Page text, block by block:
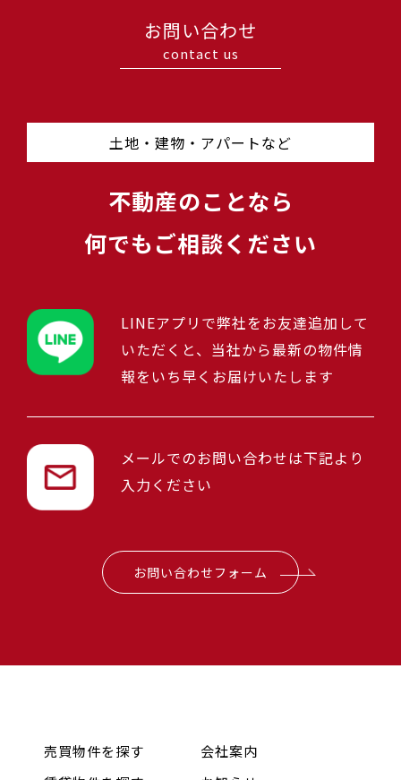
お問い合わせ
contact us
土地・建物・アパートなど
不動産のことなら
何でもご相談ください
LINEアプリで弊社をお友達追加して
いただくと、当社から最新の物件情
報をいち早くお届けいたします
メールでのお問い合わせは下記より
入力ください
お問い合わせフォーム
売買物件を探す
会社案内